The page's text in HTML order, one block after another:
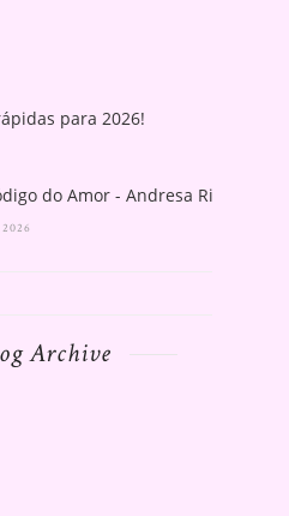
para 2026!
do Amor - Andresa Rios
2026
Archive